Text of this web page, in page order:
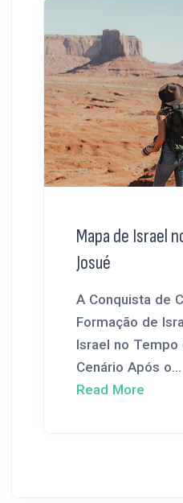
Mapa de Israel
Josué
A Conquista de
Formação de
Israel no Tempo
Cenário Após o...
Read More